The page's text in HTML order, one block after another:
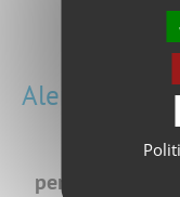
Alerte par
Soyez
perturbation